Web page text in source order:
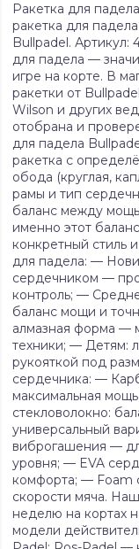
Ракетка для
ракетка для
Bullpadel. Артикул:
для падела —
игре на корте. В
ракетки от
Wilson и других
отобрана и
для падела
ракетка с
обода (круглая,
рамы и тип
баланс между
именно этот
конкретный стиль
для падела: —
сердечником —
контроль; —
баланс мощи и
алмазная форма —
техники; — Детям:
рукояткой под
сердечника: —
максимальная
стекловолокно:
универсальный
виброгашения —
уровня; — EVA
комфорта; — Foam
скорости мяча.
неделю на кортах
модели